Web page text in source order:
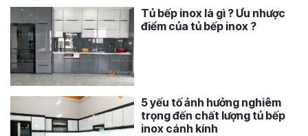
Tủ bếp inox là gì ? Ưu nhược
điểm của tủ bếp inox ?
5 yếu tố ảnh hưởng nghiêm
trọng đến chất lượng tủ bếp
inox cánh kính